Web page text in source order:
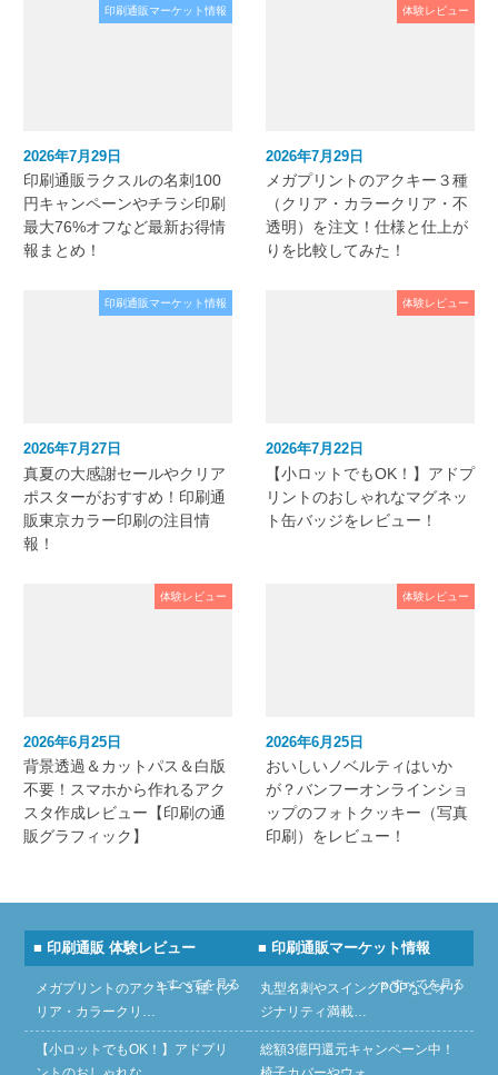
印刷通販マーケット情報
2026年7月29日
印刷通販ラクスルの名刺100
円キャンペーンやチラシ印刷
最大76%オフなど最新お得情
報まとめ！
体験レビュー
2026年7月29日
メガプリントのアクキー３種
（クリア・カラークリア・不
透明）を注文！仕様と仕上が
りを比較してみた！
印刷通販マーケット情報
2026年7月27日
真夏の大感謝セールやクリア
ポスターがおすすめ！印刷通
販東京カラー印刷の注目情
報！
体験レビュー
2026年7月22日
【小ロットでもOK！】アドプ
リントのおしゃれなマグネッ
ト缶バッジをレビュー！
体験レビュー
2026年6月25日
背景透過＆カットパス＆白版
不要！スマホから作れるアク
スタ作成レビュー【印刷の通
販グラフィック】
体験レビュー
2026年6月25日
おいしいノベルティはいか
が？バンフーオンラインショ
ップのフォトクッキー（写真
印刷）をレビュー！
■ 印刷通販 体験レビュー
» すべてを見る
メガプリントのアクキー３種（ク
リア・カラークリ…
【小ロットでもOK！】アドプリ
■ 印刷通販マーケット情報
» すべてを見る
丸型名刺やスイングPOPなどオリ
ジナリティ満載…
総額3億円還元キャンペーン中！